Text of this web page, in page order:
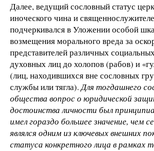
Далее, ведущий сословный статус
иноческого чина и
подчеркивался в Уложении особой
возмещения морального вреда за
представителей различных
духовных лиц до холопов (рабов) и
(лиц, находившихся вне сословных
службы или тягла).Для тогдашнего
общества вопрос о юридической
достоинства личности был
имел гораздо большее значение, чем
являлся одним из ключевых внешних
статуса конкретного лица в рамках